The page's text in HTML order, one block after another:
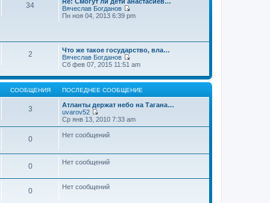
е
н
и
о
о
б
н
и
ю
с
л
е
м
у
с
о
б
щ
е
н
и
ю
и
п
д
е
м
у
с
о
о
щ
е
34
Вячеслав Богданов
П
й
т
к
о
с
л
д
е
м
е
Пн ноя 04, 2013 6:39 pm
2
Что же такое государство, вла…
Вячеслав Богданов
П
р
е
й
т
и
п
о
д
м
Сб фев 07, 2015 11:51 am
СООБЩЕНИЯ ПОСЛЕДНЕЕ СООБЩЕНИЕ
3
Атланты держат небо на Тагана…
uvarov52
П
е
р
е
т
и
с
Ср янв 13, 2010 7:33 am
0 Нет сообщений
0 Нет сообщений
0 Нет сообщений